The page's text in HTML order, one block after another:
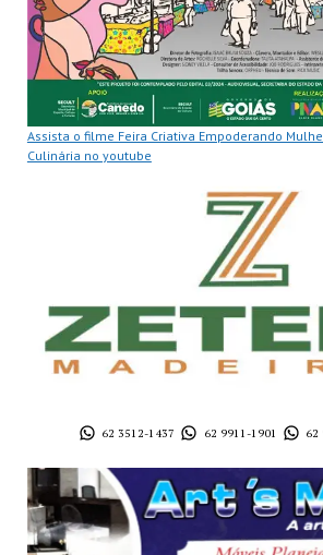
Assista o filme Feira Criativa Empoderando
Culinária no youtube
62 3512-1437 62 9911-1901 62